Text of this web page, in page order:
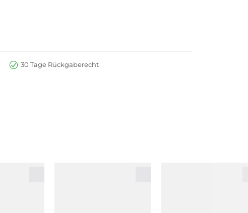
30 Tage Rückgaberecht